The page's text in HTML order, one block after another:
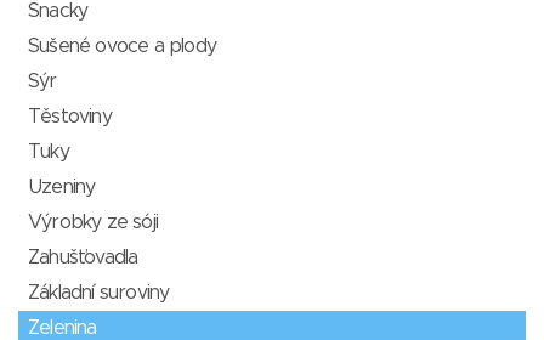
Snacky
Sušené ovoce a plody
Sýr
Těstoviny
Tuky
Uzeniny
Výrobky ze sóji
Zahušťovadla
Základní suroviny
Zelenina